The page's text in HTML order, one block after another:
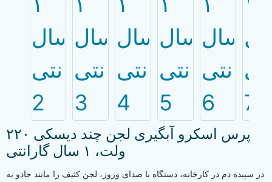
پرس اسکرو آبگیری لجن چند دیسکی ۲۲۰
ولت، ۱ سال گارانتی
در سپیده دم در کارخانه، دستگاه با صدای وزوز، لجن کثیف را مانند جادو به